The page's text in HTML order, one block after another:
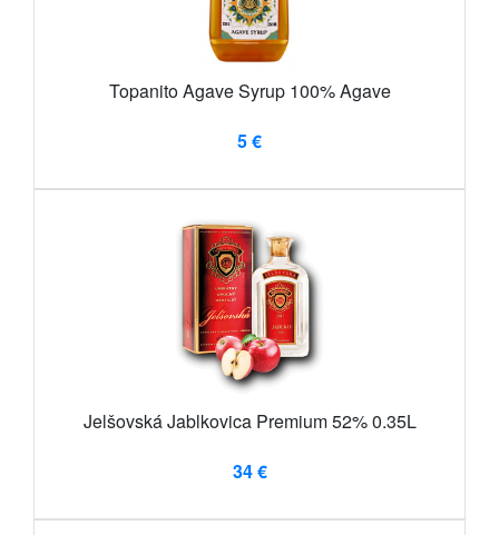
Topanito Agave Syrup 100% Agave
5 €
Jelšovská Jablkovica Premium 52% 0.35L
34 €